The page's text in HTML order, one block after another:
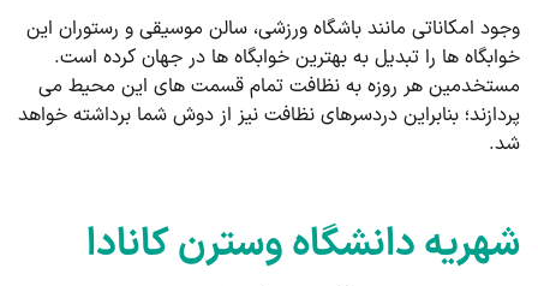
وجود امکاناتی مانند باشگاه ورزشی، سالن موسیقی و رستوران این
خوابگاه ها را تبدیل به بهترین خوابگاه ها در جهان کرده است.
مستخدمین هر روزه به نظافت تمام قسمت های این محیط می
پردازند؛ بنابراین دردسرهای نظافت نیز از دوش شما برداشته خواهد
شد.
شهریه دانشگاه وسترن کانادا